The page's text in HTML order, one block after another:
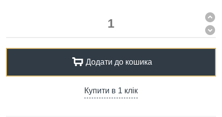
Додати до кошика
Купити в 1 клік